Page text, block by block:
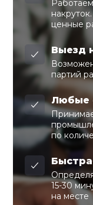
ценные
Выезд
партий
Любые
по
15-30
на месте